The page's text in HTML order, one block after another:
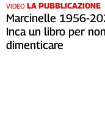
VIDEO LA PUBBLICAZIONE
Marcinelle 1956-
Inca un libro per non
dimenticare